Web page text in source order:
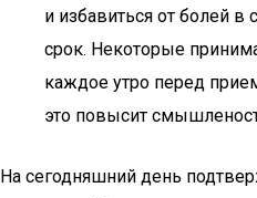
и избавиться от болей в
срок. Некоторые
каждое утро перед
это повысит
На сегодняшний день